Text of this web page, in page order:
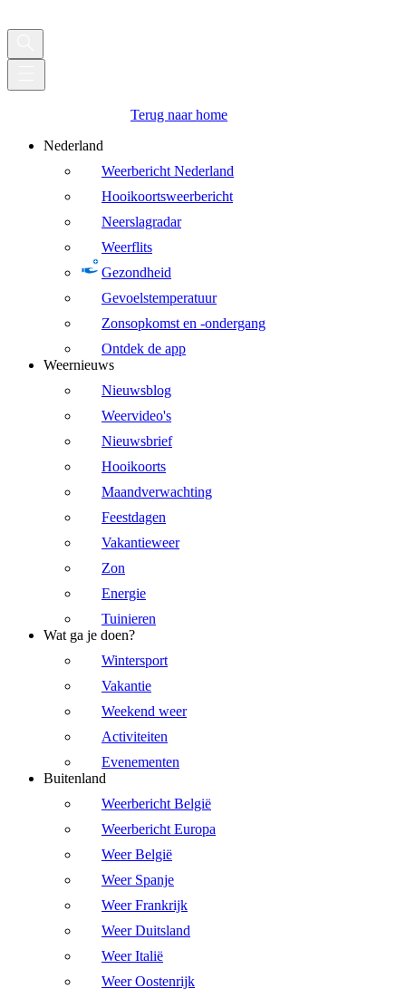
Terug naar home
Nederland
Weerbericht Nederland
Hooikoortsweerbericht
Neerslagradar
Weerflits
Gezondheid
Gevoelstemperatuur
Zonsopkomst en -ondergang
Ontdek de app
Weernieuws
Nieuwsblog
Weervideo's
Nieuwsbrief
Hooikoorts
Maandverwachting
Feestdagen
Vakantieweer
Zon
Energie
Tuinieren
Wat ga je doen?
Wintersport
Vakantie
Weekend weer
Activiteiten
Evenementen
Buitenland
Weerbericht België
Weerbericht Europa
Weer België
Weer Spanje
Weer Frankrijk
Weer Duitsland
Weer Italië
Weer Oostenrijk